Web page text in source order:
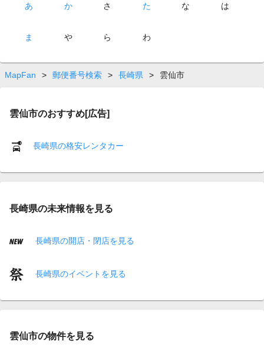
あ か さ た な は
ま や ら わ
MapFan > 郵便番号検索 > 長崎県 > 雲仙市
雲仙市のおすすめ[広告]
長崎県の格安レンタカー
長崎県の未来情報を見る
長崎県の開店・閉店を見る
長崎県のイベントを見る
雲仙市の物件を見る